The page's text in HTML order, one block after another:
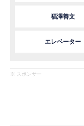
福澤善文
エレベーター
※ スポンサー